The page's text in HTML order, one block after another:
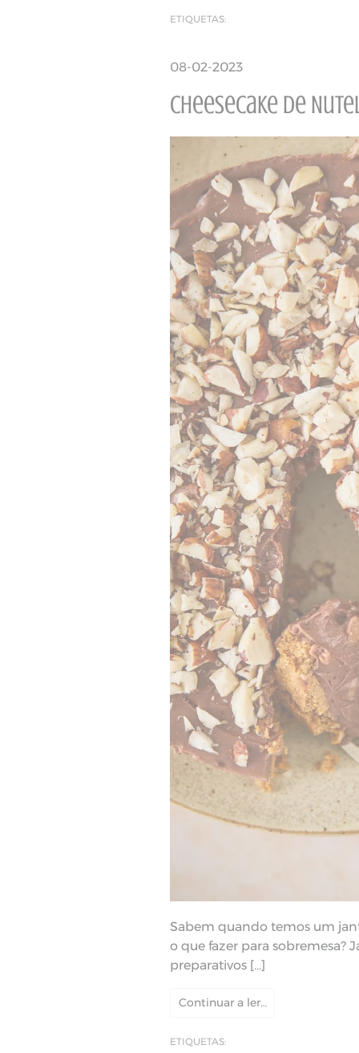
ETIQUETAS:
08-02-2023
Cheesecake de
Sabem quando temos um
o que fazer para sobremesa?
preparativos […]
Continuar a ler…
ETIQUETAS: